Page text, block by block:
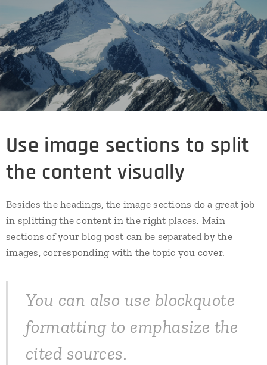
Use image sections to split
the content visually
Besides the headings, the image sections do a great job
in splitting the content in the right places. Main
sections of your blog post can be separated by the
images, corresponding with the topic you cover.
You can also use blockquote
formatting to emphasize the
cited sources.